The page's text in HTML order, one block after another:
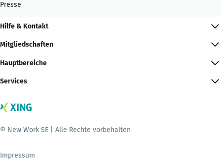
Presse
Hilfe & Kontakt
Mitgliedschaften
Hauptbereiche
Services
© New Work SE | Alle Rechte vorbehalten
Impressum